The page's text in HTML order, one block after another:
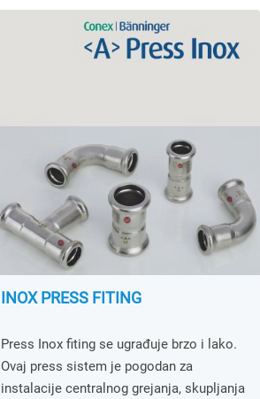
INOX PRESS FITING
Press Inox fiting se ugrađuje brzo i lako.
Ovaj press sistem je pogodan za
instalacije centralnog grejanja, skupljanja